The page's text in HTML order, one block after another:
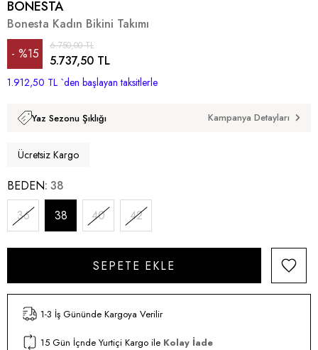
BONESTA
Bonesta Kadın Bikini Takımı
%15
İndirim
6.750,00 TL
5.737,50 TL
1.912,50 TL `den başlayan taksitlerle
Yaz Sezonu Şıklığı Kampanya Detayları
Ücretsiz Kargo
BEDEN 38
36
38 40 42
1-3 İş Gününde Kargoya Verilir
15 Gün İçnde Yurtiçi Kargo ile Kolay İade